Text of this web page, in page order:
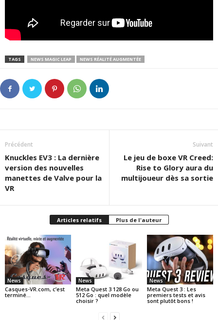
TAGS NEWS MAGIC LEAP NEWS RÉALITÉ AUGMENTÉE
Précédent
Knuckles EV3 : La dernière
version des nouvelles
manettes de Valve pour la
VR
Suivant
Le jeu de boxe VR Creed:
Rise to Glory aura du
multijoueur dès sa sortie
Articles relatifs Plus de l'auteur
News
Casques-VR.com, c’est
terminé…
News
Meta Quest 3 128 Go ou
512 Go : quel modèle
choisir ?
News
Meta Quest 3 : Les
premiers tests et avis
sont plutôt bons !